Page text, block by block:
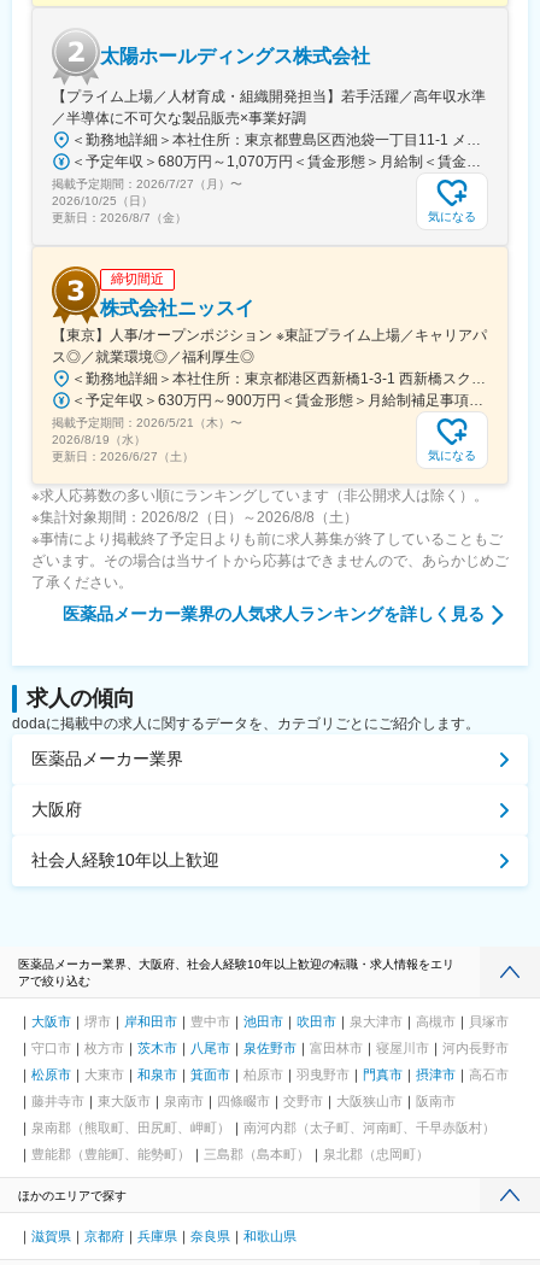
長しています。近年も国内外で積極的な設備投資を続けており、
2025年には最大規模となる神戸工場フロンティアが稼働開始。成
長フェーズの企業だからこそ、経験や年齢に関係なく実力次第で
成長・キャリアアップを目指せる環境があります。
変更の範囲：会社の定める業務
太陽ホールディングス株式会社
【プライム上場／人材育成・組織開発担当】若手活躍／高年収水準
／半導体に不可欠な製品販売×事業好調
掲載予定期間： 2026/7/27（月） 〜
2026/10/25（日）
更新日： 2026/8/7（金） 気になる
締切間近
株式会社ニッスイ
【東京】人事/オープンポジション ※東証プライム上場／キャリアパ
ス◎／就業環境◎／福利厚生◎
掲載予定期間： 2026/5/21（木） 〜
2026/8/19（水）
更新日： 2026/6/27（土） 気になる
※求人応募数の多い順にランキングしています（非公開求人は除く）。
※集計対象期間：2026/8/2（日）～2026/8/8（土）
※事情により掲載終了予定日よりも前に求人募集が終了していることもご
ざいます。その場合は当サイトから応募はできませんので、あらかじめご
了承ください。
医薬品メーカー業界の人気求人ランキングを詳しく見る
求人の傾向
dodaに掲載中の求人に関するデータを、カテゴリごとにご紹介します。
医薬品メーカー業界
大阪府
社会人経験10年以上歓迎
医薬品メーカー業界、大阪府、社会人経験10年以上歓迎の転職・求人情報をエリ
アで絞り込む
大阪市 堺市 岸和田市 豊中市 池田市 吹田市 泉大津市 高槻市
貝塚市
守口市
枚方市 茨木市 八尾市 泉佐野市 富田林市 寝屋川市
河内長野市
松原市
大東市 和泉市 箕面市 柏原市 羽曳野市 門真市 摂津市
高石市
藤井寺市
東大阪市 泉南市 四條畷市 交野市 大阪狭山市
阪南市
泉南郡（熊取町、田尻町、岬町）
南河内郡（太子町、河南町、千早赤阪村）
豊能郡（豊能町、能勢町）
三島郡（島本町） 泉北郡（忠岡町）
ほかのエリアで探す
滋賀県 京都府 兵庫県 奈良県 和歌山県